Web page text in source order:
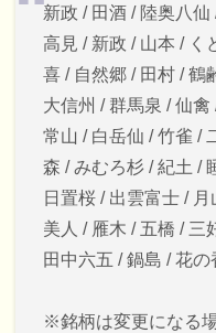
新政 / 田酒 / 陸奥八仙
高見 / 新政 / 山本 / く
喜 / 自然郷 / 田村 / 鶴
大信州 / 群馬泉 / 仙
常山 / 白岳仙 / 竹雀 /
森 / みむろ杉 / 紀土 /
日置桜 / 出雲富士 /
美人 / 雁木 / 五橋 / 三
田中六五 / 鍋島 / 花
※銘柄は変更になる場